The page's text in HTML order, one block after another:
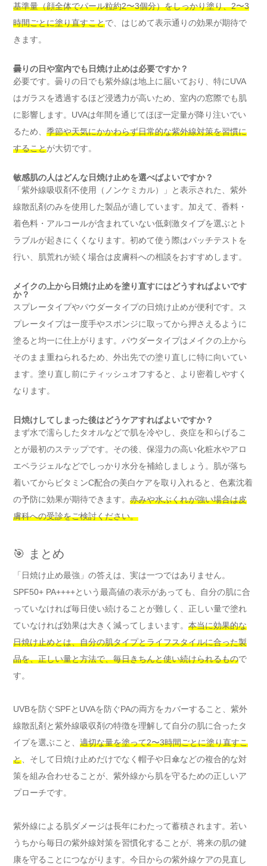
基準量（顔全体でパール粒約2〜3個分）をしっかり塗り、2〜3
時間ごとに塗り直すことで、はじめて表示通りの効果が期待で
きます。
曇りの日や室内でも日焼け止めは必要ですか？
必要です。曇りの日でも紫外線は地上に届いており、特にUVA
はガラスを透過するほど浸透力が高いため、室内の窓際でも肌
に影響します。UVAは年間を通じてほぼ一定量が降り注いでい
るため、 季節や天気にかかわらず日常的な紫外線対策を習慣に
することが大切です。
敏感肌の人はどんな日焼け止めを選べばよいですか？
「紫外線吸収剤不使用（ノンケミカル）」と表示された、紫外
線散乱剤のみを使用した製品が適しています。加えて、香料・
着色料・アルコールが含まれていない低刺激タイプを選ぶとト
ラブルが起きにくくなります。初めて使う際はパッチテストを
行い、肌荒れが続く場合は皮膚科への相談をおすすめします。
メイクの上から日焼け止めを塗り直すにはどうすればよいです
か？
スプレータイプやパウダータイプの日焼け止めが便利です。ス
プレータイプは一度手やスポンジに取ってから押さえるように
塗ると均一に仕上がります。パウダータイプはメイクの上から
そのまま重ねられるため、外出先での塗り直しに特に向いてい
ます。塗り直し前にティッシュオフすると、より密着しやすく
なります。
日焼けしてしまった後はどうケアすればよいですか？
まず水で濡らしたタオルなどで肌を冷やし、炎症を和らげるこ
とが最初のステップです。その後、保湿力の高い化粧水やアロ
エベラジェルなどでしっかり水分を補給しましょう。肌が落ち
着いてからビタミンC配合の美白ケアを取り入れると、色素沈着
の予防に効果が期待できます。 赤みや水ぶくれが強い場合は皮
膚科への受診をご検討ください。
🎯 まとめ
「日焼け止め最強」の答えは、実は一つではありません。
SPF50+ PA++++という最高値の表示があっても、自分の肌に合
っていなければ毎日使い続けることが難しく、正しい量で塗れ
ていなければ効果は大きく減ってしまいます。 本当に効果的な
日焼け止めとは、自分の肌タイプとライフスタイルに合った製
品を、正しい量と方法で、毎日きちんと使い続けられるもので
す。
UVBを防ぐSPFとUVAを防ぐPAの両方をカバーすること、紫外
線散乱剤と紫外線吸収剤の特徴を理解して自分の肌に合ったタ
イプを選ぶこと、 適切な量を塗って2〜3時間ごとに塗り直すこ
と、そして日焼け止めだけでなく帽子や日傘などの複合的な対
策を組み合わせることが、紫外線から肌を守るための正しいア
プローチです。
紫外線による肌ダメージは長年にわたって蓄積されます。若い
うちから毎日の紫外線対策を習慣化することが、将来の肌の健
康を守ることにつながります。今日からの紫外線ケアの見直し